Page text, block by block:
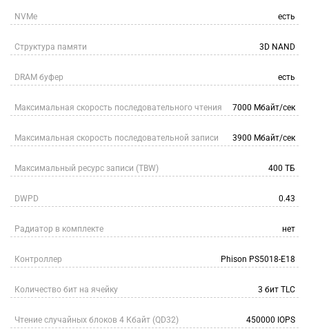
NVMe есть
Структура памяти 3D NAND
DRAM буфер есть
Максимальная скорость последовательного чтения 7000 Мбайт/сек
Максимальная скорость последовательной записи 3900 Мбайт/сек
Максимальный ресурс записи (TBW) 400 ТБ
DWPD 0.43
Радиатор в комплекте нет
Контроллер Phison PS5018-E18
Количество бит на ячейку 3 бит TLC
Чтение случайных блоков 4 Кбайт (QD32) 450000 IOPS